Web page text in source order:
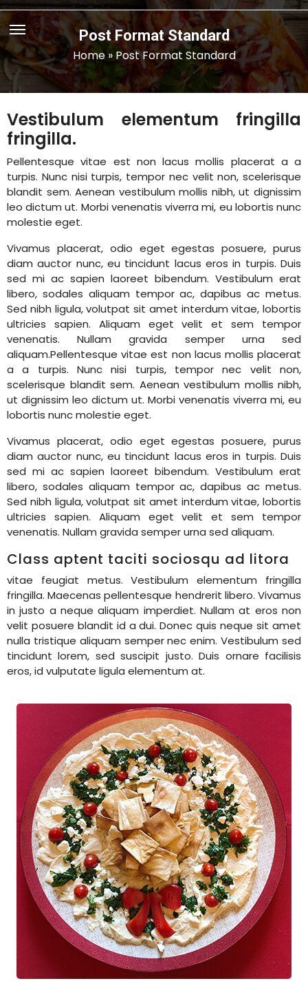
Post Format Standard
Home » Post Format Standard
Vestibulum elementum fringilla
fringilla.
Pellentesque vitae est non lacus mollis placerat a a
turpis. Nunc nisi turpis, tempor nec velit non, scelerisque
blandit sem. Aenean vestibulum mollis nibh, ut dignissim
leo dictum ut. Morbi venenatis viverra mi, eu lobortis nunc
molestie eget.
Vivamus placerat, odio eget egestas posuere, purus
diam auctor nunc, eu tincidunt lacus eros in turpis. Duis
sed mi ac sapien laoreet bibendum. Vestibulum erat
libero, sodales aliquam tempor ac, dapibus ac metus.
Sed nibh ligula, volutpat sit amet interdum vitae, lobortis
ultricies sapien. Aliquam eget velit et sem tempor
venenatis. Nullam gravida semper urna sed
aliquam.Pellentesque vitae est non lacus mollis placerat
a a turpis. Nunc nisi turpis, tempor nec velit non,
scelerisque blandit sem. Aenean vestibulum mollis nibh,
ut dignissim leo dictum ut. Morbi venenatis viverra mi, eu
lobortis nunc molestie eget.
Vivamus placerat, odio eget egestas posuere, purus
diam auctor nunc, eu tincidunt lacus eros in turpis. Duis
sed mi ac sapien laoreet bibendum. Vestibulum erat
libero, sodales aliquam tempor ac, dapibus ac metus.
Sed nibh ligula, volutpat sit amet interdum vitae, lobortis
ultricies sapien. Aliquam eget velit et sem tempor
venenatis. Nullam gravida semper urna sed aliquam.
Class aptent taciti sociosqu ad litora
vitae feugiat metus. Vestibulum elementum fringilla
fringilla. Maecenas pellentesque hendrerit libero. Vivamus
in justo a neque aliquam imperdiet. Nullam at eros non
velit posuere blandit id a dui. Donec quis neque sit amet
nulla tristique aliquam semper nec enim. Vestibulum sed
tincidunt lorem, sed suscipit justo. Duis ornare facilisis
eros, id vulputate ligula elementum at.